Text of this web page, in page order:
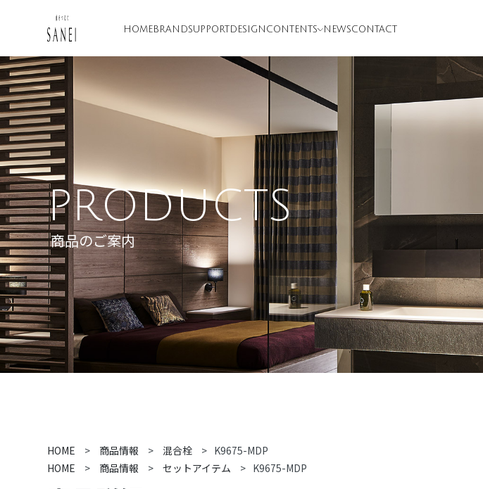
HOME BRANDSUPPORT DESIGN CONTENTS NEWSCONTACT
PRODUCTS
商品のご案内
HOME > 商品情報 > 混合栓 > K9675-MDP
HOME
> 商品情報 > セットアイテム > K9675-MDP